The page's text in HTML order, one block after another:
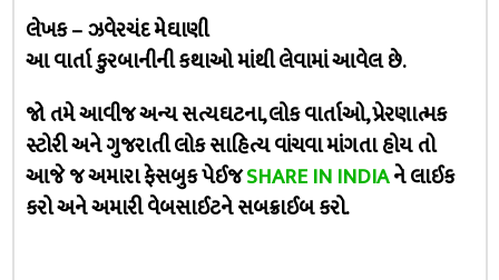
લેખક – ઝવેરચંદ મેઘાણી
આ વાર્તા કુરબાનીની કથાઓ માંથી લેવામાં આવેલ છે.
જો તમે આવીજ અન્ય સત્યઘટના, લોક વાર્તાઓ, પ્રેરણાત્મક
સ્ટોરી અને ગુજરાતી લોક સાહિત્ય વાંચવા માંગતા હોય તો
આજે જ અમારા ફેસબુક પેઈજSHARE IN INDIAને લાઈક
કરો અને અમારી વેબસાઈટને સબક્રાઈબ કરો.